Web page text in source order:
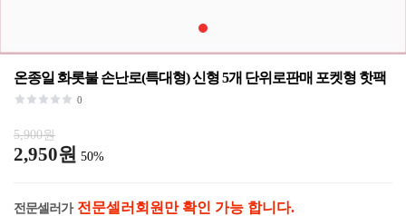
온종일 화롯불 손난로(특대형) 신형 5개 단위로판매 포켓형 핫팩
0
5,900원
2,950원 50%
전문셀러가 전문셀러회원만 확인 가능 합니다.